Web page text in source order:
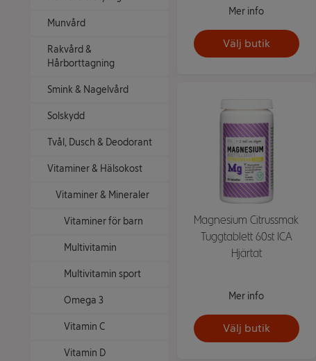
Munvård
Rakvård &
Hårborttagning
Smink & Nagelvård
Solskydd
Tvål, Dusch & Deodorant
Vitaminer & Hälsokost
Vitaminer & Mineraler
Vitaminer för barn
Multivitamin
Multivitamin sport
Omega 3
Vitamin C
Vitamin D
Mer info
Välj butik
Magnesium Citrussmak
Tuggtablett 60st ICA
Hjärtat
Mer info
Välj butik